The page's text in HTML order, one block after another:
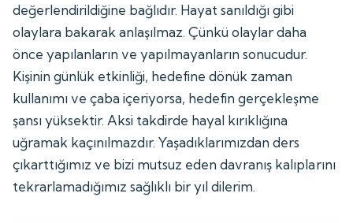
değerlendirildiğine bağlıdır. Hayat sanıldığı gibi
olaylara bakarak anlaşılmaz. Çünkü olaylar daha
önce yapılanların ve yapılmayanların sonucudur.
Kişinin günlük etkinliği, hedefine dönük zaman
kullanımı ve çaba içeriyorsa, hedefin gerçekleşme
şansı yüksektir. Aksi takdirde hayal kırıklığına
uğramak kaçınılmazdır. Yaşadıklarımızdan ders
çıkarttığımız ve bizi mutsuz eden davranış kalıplarını
tekrarlamadığımız sağlıklı bir yıl dilerim.